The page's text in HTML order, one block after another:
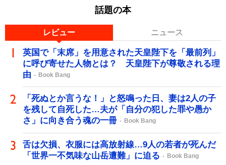
話題の本
レビュー ニュース
英国で「末席」を用意された天皇陛下を「最前列」
に呼び寄せた人物とは？ 天皇陛下が尊敬される理
由
Book Bang
「死ぬとか言うな！」と怒鳴った日、妻は2人の子
を残して自死した…夫が「自分の犯した罪や愚か
さ」に向き合う魂の一冊
Book Bang
舌は欠損、衣服には高放射線…9人の若者が死んだ
「世界一不気味な山岳遭難」に迫る
Book Bang